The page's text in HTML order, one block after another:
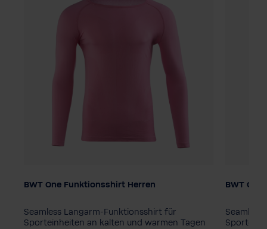
Farbe
BWT One Funktionsshirt Herren
Seamless Langarm-Funktionsshirt für
Sporteinheiten an kalten und warmen Tagen
Farbe
BWT